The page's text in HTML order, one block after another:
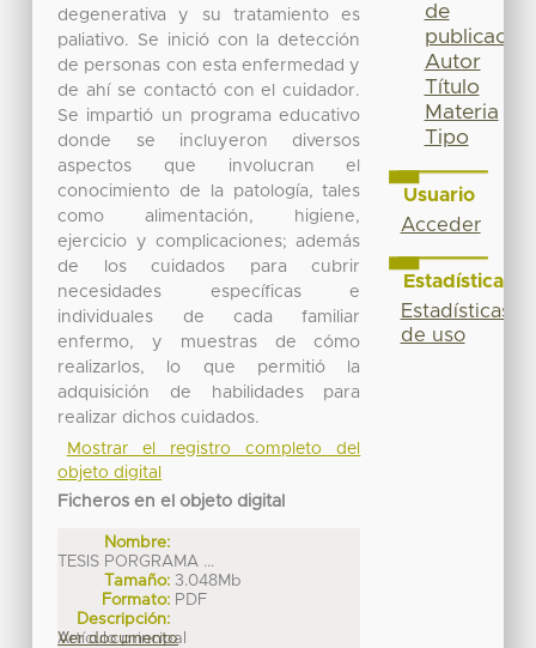
degenerativa y su tratamiento es
paliativo. Se inició con la detección
de personas con esta enfermedad y
de ahí se contactó con el cuidador.
Se impartió un programa educativo
donde se incluyeron diversos
aspectos que involucran el
conocimiento de la patología, tales
como alimentación, higiene,
ejercicio y complicaciones; además
de los cuidados para cubrir
necesidades específicas e
individuales de cada familiar
enfermo, y muestras de cómo
realizarlos, lo que permitió la
adquisición de habilidades para
realizar dichos cuidados.
Mostrar el registro completo del
objeto digital
Ficheros en el objeto digital
Nombre:
TESIS PORGRAMA ...
Tamaño: 3.048Mb
Formato: PDF
Descripción:
Artículo principal
Ver documento
de
publicación
Autor
Título
Materia
Tipo
Usuario
Acceder
Estadísticas
Estadísticas
de uso